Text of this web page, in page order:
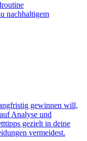
nachhaltigem
gewinnen will,
Analyse und
gezielt in deine
vermeidest.